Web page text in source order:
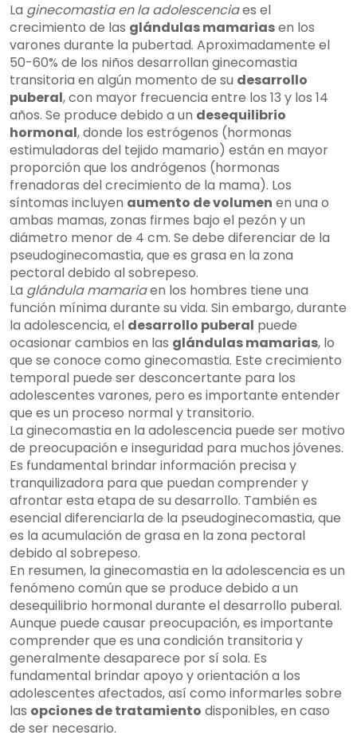
La ginecomastia en la adolescenciaes el
crecimiento de las glándulas mamariasen los
varones durante la pubertad. Aproximadamente el
50-60% de los niños desarrollan ginecomastia
transitoria en algún momento de su desarrollo
puberal, con mayor frecuencia entre los 13 y los 14
años. Se produce debido a un desequilibrio
hormonal, donde los estrógenos (hormonas
estimuladoras del tejido mamario) están en mayor
proporción que los andrógenos (hormonas
frenadoras del crecimiento de la mama). Los
síntomas incluyen aumento de volumen en una o
ambas mamas, zonas firmes bajo el pezón y un
diámetro menor de 4 cm. Se debe diferenciar de la
pseudoginecomastia, que es grasa en la zona
pectoral debido al sobrepeso.
La glándula mamariaen los hombres tiene una
función mínima durante su vida. Sin embargo, durante
la adolescencia, el desarrollo puberal puede
ocasionar cambios en las glándulas mamarias, lo
que se conoce como ginecomastia. Este crecimiento
temporal puede ser desconcertante para los
adolescentes varones, pero es importante entender
que es un proceso normal y transitorio.
La ginecomastia en la adolescencia puede ser motivo
de preocupación e inseguridad para muchos jóvenes.
Es fundamental brindar información precisa y
tranquilizadora para que puedan comprender y
afrontar esta etapa de su desarrollo. También es
esencial diferenciarla de la pseudoginecomastia, que
es la acumulación de grasa en la zona pectoral
debido al sobrepeso.
En resumen, la ginecomastia en la adolescencia es un
fenómeno común que se produce debido a un
desequilibrio hormonal durante el desarrollo puberal.
Aunque puede causar preocupación, es importante
comprender que es una condición transitoria y
generalmente desaparece por sí sola. Es
fundamental brindar apoyo y orientación a los
adolescentes afectados, así como informarles sobre
las opciones de tratamiento disponibles, en caso
de ser necesario.